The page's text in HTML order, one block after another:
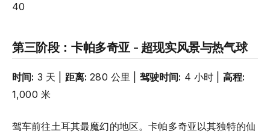
40
第三阶段：卡帕多奇亚 - 超现实风景与热气球
时间: 3 天 | 距离: 280 公里 | 驾驶时间: 4 小时 | 高程:
1,000 米
驾车前往土耳其最魔幻的地区。卡帕多奇亚以其独特的仙